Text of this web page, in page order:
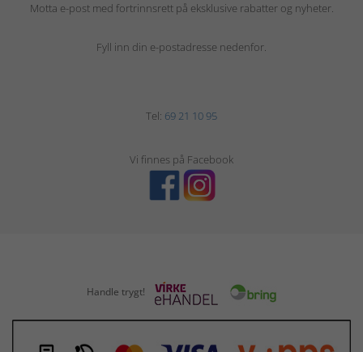
Motta e-post med fortrinnsrett på eksklusive rabatter og nyheter.
Fyll inn din e-postadresse nedenfor.
Tel: 69 21 10 95
Vi finnes på Facebook
Handle trygt!